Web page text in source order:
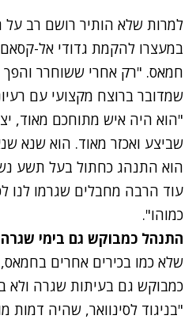
למרות שלא הותיר רושם רב
במעצרו להקמת גדודי אל-
חמאס. "רק אחרי ששוחרר והפך
שמדובר ברוצח מקצועי עם
"הוא היה איש מתוחכם מאוד,
שביצע ואכזר מאוד. הוא שנא
הוא התנהג כחתול בעל תשע
עוד הרבה מחבלים שגרמו לנו
כמוהו".
התנהל כמבוקש גם בימי שגרה
שלא כמו בכירים אחרים
כמבוקש גם בעיתות שגרה ולא
"בניגוד לסינוואר, שהיה דמות